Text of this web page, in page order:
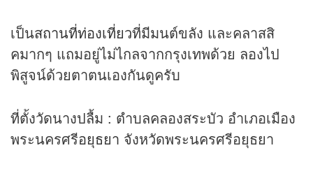
เป็นสถานที่ท่องเที่ยวที่มีมนต์ขลัง และคลาสสิ
คมากๆ แถมอยู่ไม่ไกลจากกรุงเทพด้วย ลองไป
พิสูจน์ด้วยตาตนเองกันดูครับ
ที่ตั้งวัดนางปลื้ม : ตำบลคลองสระบัว อำเภอเมือง
พระนครศรีอยุธยา จังหวัดพระนครศรีอยุธยา